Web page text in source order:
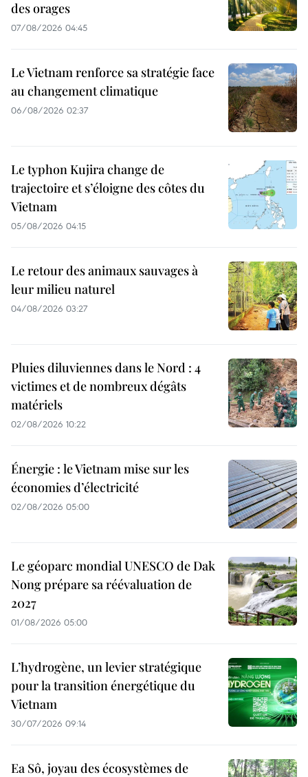
des orages
07/08/2026 04:45
Le Vietnam renforce sa stratégie face
au changement climatique
06/08/2026 02:37
Le typhon Kujira change de
trajectoire et s’éloigne des côtes du
Vietnam
05/08/2026 04:15
Le retour des animaux sauvages à
leur milieu naturel
04/08/2026 03:27
Pluies diluviennes dans le Nord : 4
victimes et de nombreux dégâts
matériels
02/08/2026 10:22
Énergie : le Vietnam mise sur les
économies d’électricité
02/08/2026 05:00
Le géoparc mondial UNESCO de Dak
Nong prépare sa réévaluation de
2027
01/08/2026 05:00
L’hydrogène, un levier stratégique
pour la transition énergétique du
Vietnam
30/07/2026 09:14
Ea Sô, joyau des écosystèmes de